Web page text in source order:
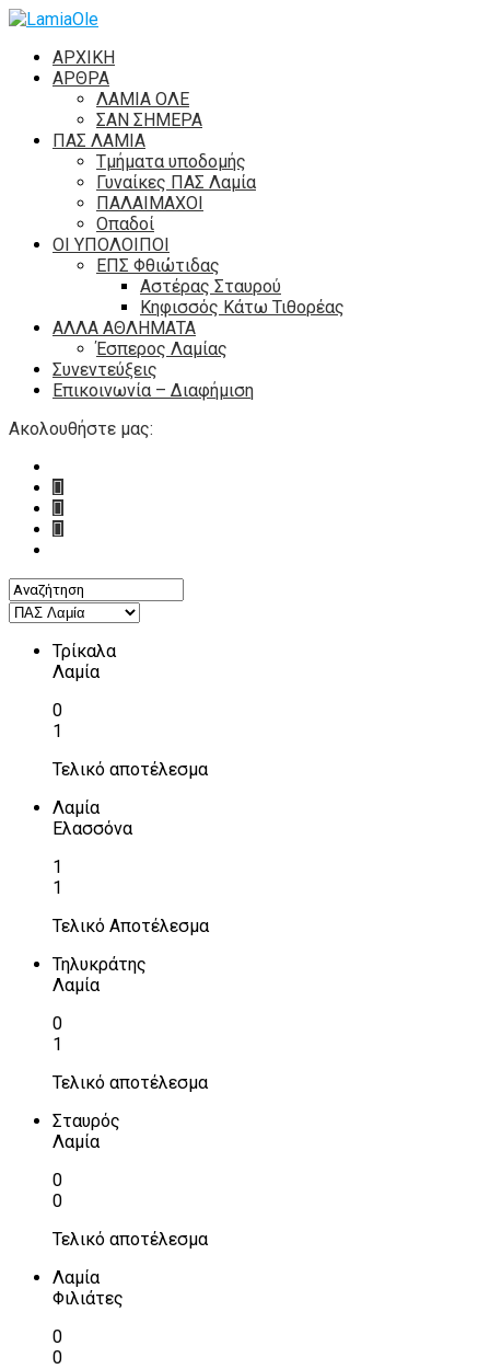
ΑΡΧΙΚΗ
ΑΡΘΡΑ
ΛΑΜΙΑ ΟΛΕ
ΣΑΝ ΣΗΜΕΡΑ
ΠΑΣ ΛΑΜΙΑ
Τμήματα υποδομής
Γυναίκες ΠΑΣ Λαμία
ΠΑΛΑΙΜΑΧΟΙ
Οπαδοί
ΟΙ ΥΠΟΛΟΙΠΟΙ
ΕΠΣ Φθιώτιδας
Αστέρας Σταυρού
Κηφισσός Κάτω Τιθορέας
ΑΛΛΑ ΑΘΛΗΜΑΤΑ
Έσπερος Λαμίας
Συνεντεύξεις
Επικοινωνία – Διαφήμιση
Ακολουθήστε μας:
Τρίκαλα
Λαμία
0
1
Τελικό αποτέλεσμα
Λαμία
Ελασσόνα
1
1
Τελικό Αποτέλεσμα
Τηλυκράτης
Λαμία
0
1
Τελικό αποτέλεσμα
Σταυρός
Λαμία
0
0
Τελικό αποτέλεσμα
Λαμία
Φιλιάτες
0
0